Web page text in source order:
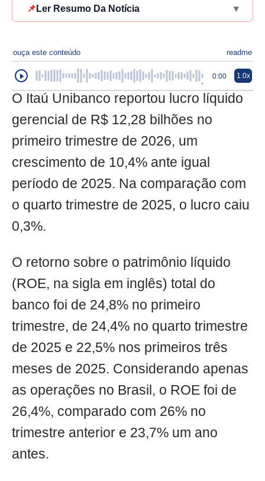
📌 Ler Resumo Da Notícia ▾
ouça este conteúdo readme
0:00 1.0x
O Itaú Unibanco reportou lucro líquido
gerencial de R$ 12,28 bilhões no
primeiro trimestre de 2026, um
crescimento de 10,4% ante igual
período de 2025. Na comparação com
o quarto trimestre de 2025, o lucro caiu
0,3%.
O retorno sobre o patrimônio líquido
(ROE, na sigla em inglês) total do
banco foi de 24,8% no primeiro
trimestre, de 24,4% no quarto trimestre
de 2025 e 22,5% nos primeiros três
meses de 2025. Considerando apenas
as operações no Brasil, o ROE foi de
26,4%, comparado com 26% no
trimestre anterior e 23,7% um ano
antes.